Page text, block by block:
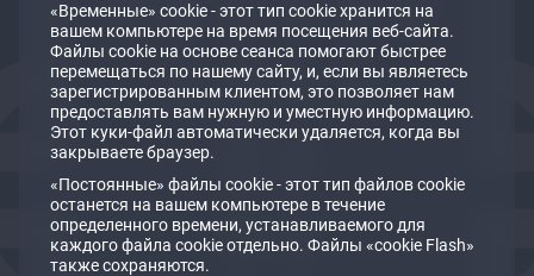
«Временные» cookie - этот тип cookie хранится на
вашем компьютере на время посещения веб-сайта.
Файлы cookie на основе сеанса помогают быстрее
перемещаться по нашему сайту, и, если вы являетесь
зарегистрированным клиентом, это позволяет нам
предоставлять вам нужную и уместную информацию.
Этот куки-файл автоматически удаляется, когда вы
закрываете браузер.
«Постоянные» файлы cookie - этот тип файлов cookie
останется на вашем компьютере в течение
определенного времени, устанавливаемого для
каждого файла cookie отдельно. Файлы «cookie Flash»
также сохраняются.